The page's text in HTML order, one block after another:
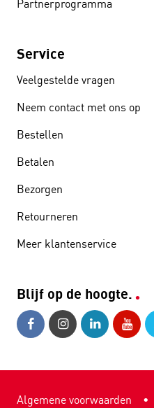
Partnerprogramma
Service
Veelgestelde vragen
Neem contact met ons op
Bestellen
Betalen
Bezorgen
Retourneren
Meer klantenservice
Blijf op de hoogte.
Algemene voorwaarden •